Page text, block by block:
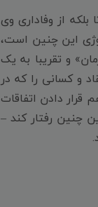
از وفاداری وی
این چنین است،
و تقریبا به یک
و کسانی را که در
قرار دادن اتفاقات
چنین رفتار کند –